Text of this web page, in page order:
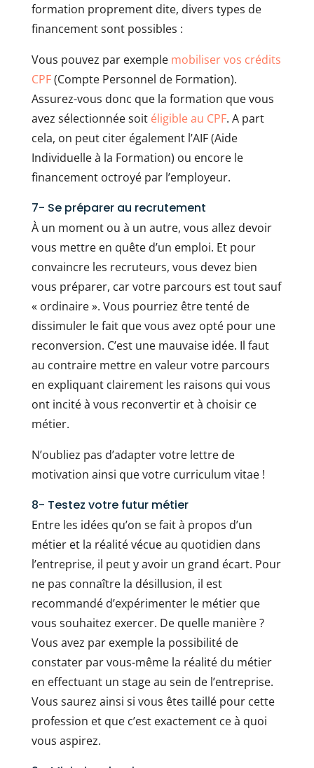
formation proprement dite, divers types de
financement sont possibles :
Vous pouvez par exemple mobiliser vos crédits
CPF(Compte Personnel de Formation).
Assurez-vous donc que la formation que vous
avez sélectionnée soit éligible au CPF. A part
cela, on peut citer également l’AIF (Aide
Individuelle à la Formation) ou encore le
financement octroyé par l’employeur.
7- Se préparer au recrutement
À un moment ou à un autre, vous allez devoir
vous mettre en quête d’un emploi. Et pour
convaincre les recruteurs, vous devez bien
vous préparer, car votre parcours est tout sauf
« ordinaire ». Vous pourriez être tenté de
dissimuler le fait que vous avez opté pour une
reconversion. C’est une mauvaise idée. Il faut
au contraire mettre en valeur votre parcours
en expliquant clairement les raisons qui vous
ont incité à vous reconvertir et à choisir ce
métier.
N’oubliez pas d’adapter votre lettre de
motivation ainsi que votre curriculum vitae !
8- Testez votre futur métier
Entre les idées qu’on se fait à propos d’un
métier et la réalité vécue au quotidien dans
l’entreprise, il peut y avoir un grand écart. Pour
ne pas connaître la désillusion, il est
recommandé d’expérimenter le métier que
vous souhaitez exercer. De quelle manière ?
Vous avez par exemple la possibilité de
constater par vous-même la réalité du métier
en effectuant un stage au sein de l’entreprise.
Vous saurez ainsi si vous êtes taillé pour cette
profession et que c’est exactement ce à quoi
vous aspirez.